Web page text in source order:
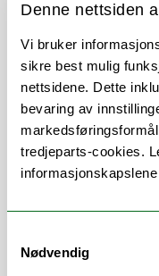
Denne nettsiden
Vi bruker
sikre best mulig
nettsidene. Dette
bevaring av
tredjeparts-cookies.
Nødvendig